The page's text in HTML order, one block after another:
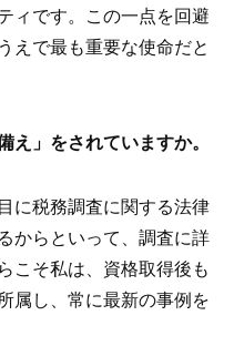
ィです。この一点を回避
えで最も重要な使命だと
」をされていますか。
に税務調査に関する法律
からといって、調査に詳
こそ私は、資格取得後も
属し、常に最新の事例を